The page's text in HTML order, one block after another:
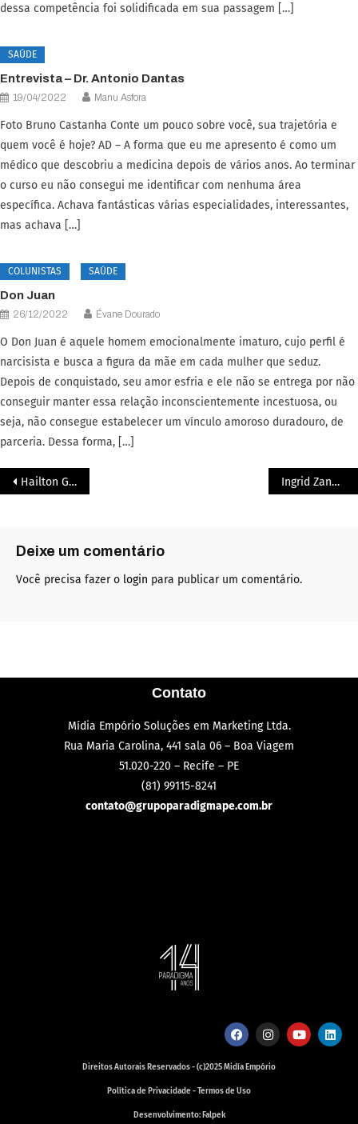
dessa competência foi solidificada em sua passagem […]
SAÚDE
Entrevista – Dr. Antonio Dantas
19/04/2022 Manu Asfora
Foto Bruno Castanha Conte um pouco sobre você, sua trajetória e
quem você é hoje? AD – A forma que eu me apresento é como um
médico que descobriu a medicina depois de vários anos. Ao terminar
o curso eu não consegui me identificar com nenhuma área
específica. Achava fantásticas várias especialidades, interessantes,
mas achava […]
COLUNISTAS SAÚDE
Don Juan
26/12/2022 Évane Dourado
O Don Juan é aquele homem emocionalmente imaturo, cujo perfil é
narcisista e busca a figura da mãe em cada mulher que seduz.
Depois de conquistado, seu amor esfria e ele não se entrega por não
conseguir manter essa relação inconscientemente incestuosa, ou
seja, não consegue estabelecer um vínculo amoroso duradouro, de
parceria. Dessa forma, […]
Hailton Gonçalves: Expressão 2025 Ingrid Zanella: Expressão 2025
Deixe um comentário
Você precisa fazer o login para publicar um comentário.
Contato
Mídia Empório Soluções em Marketing Ltda.
Rua Maria Carolina, 441 sala 06 – Boa Viagem
51.020-220 – Recife – PE
(81) 99115-8241
contato@grupoparadigmape.com.br
Política de Privacidade - Termos de Uso